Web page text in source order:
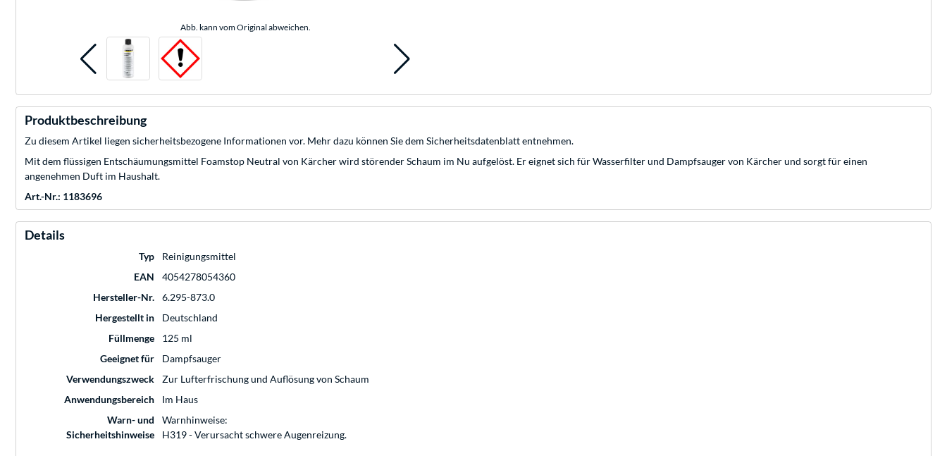
Abb. kann vom Original abweichen.
Produktbeschreibung
Zu diesem Artikel liegen sicherheitsbezogene Informationen vor. Mehr dazu können Sie dem Sicherheitsdatenblatt entnehmen.
Mit dem flüssigen Entschäumungsmittel Foamstop Neutral von Kärcher wird störender Schaum im Nu aufgelöst. Er eignet sich für Wasserfilter und Dampfsauger von Kärcher und sorgt für einen
angenehmen Duft im Haushalt.
Art.-Nr.: 1183696
Details
Typ
Reinigungsmittel
EAN
4054278054360
Hersteller-Nr.
6.295-873.0
Hergestellt in
Deutschland
Füllmenge
125 ml
Geeignet für
Dampfsauger
Verwendungszweck
Zur Lufterfrischung und Auflösung von Schaum
Anwendungsbereich
Im Haus
Warn- und
Sicherheitshinweise
Warnhinweise:
H319 - Verursacht schwere Augenreizung.